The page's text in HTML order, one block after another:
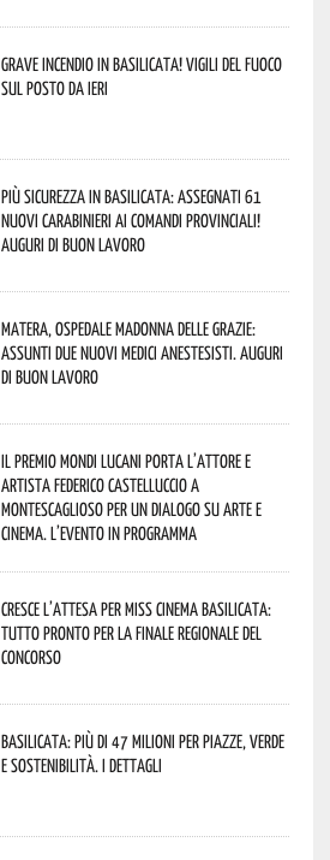
Grave incendio in Basilicata! Vigili del fuoco
sul posto da ieri
Più sicurezza in Basilicata: assegnati 61
nuovi Carabinieri ai Comandi provinciali!
Auguri di buon lavoro
Matera, Ospedale Madonna delle Grazie:
assunti due nuovi medici anestesisti. Auguri
di buon lavoro
Il Premio Mondi Lucani porta l’attore e
artista Federico Castelluccio a
Montescaglioso per un dialogo su arte e
cinema. L’evento in programma
Cresce l’attesa per Miss Cinema Basilicata:
tutto pronto per la finale regionale del
concorso
Basilicata: più di 47 milioni per piazze, verde
e sostenibilità. I dettagli